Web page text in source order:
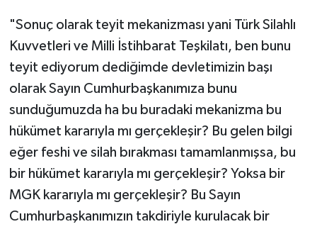
"Sonuç olarak teyit mekanizması yani Türk Silahlı
Kuvvetleri ve Milli İstihbarat Teşkilatı, ben bunu
teyit ediyorum dediğimde devletimizin başı
olarak Sayın Cumhurbaşkanımıza bunu
sunduğumuzda ha bu buradaki mekanizma bu
hükümet kararıyla mı gerçekleşir? Bu gelen bilgi
eğer feshi ve silah bırakması tamamlanmışsa, bu
bir hükümet kararıyla mı gerçekleşir? Yoksa bir
MGK kararıyla mı gerçekleşir? Bu Sayın
Cumhurbaşkanımızın takdiriyle kurulacak bir